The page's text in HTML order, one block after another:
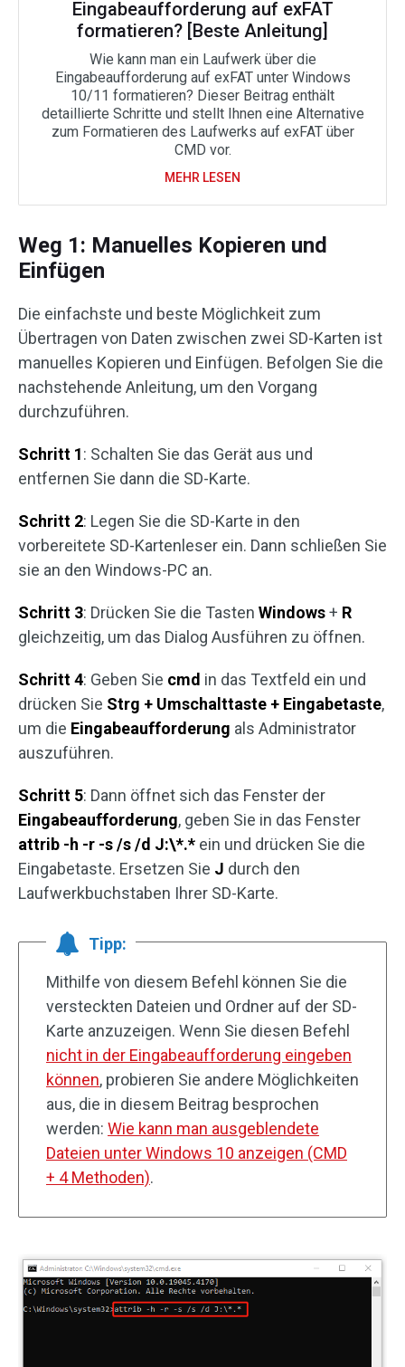
Eingabeaufforderung auf exFAT
formatieren? [Beste Anleitung]
Wie kann man ein Laufwerk über die
Eingabeaufforderung auf exFAT unter Windows
10/11 formatieren? Dieser Beitrag enthält
detaillierte Schritte und stellt Ihnen eine Alternative
zum Formatieren des Laufwerks auf exFAT über
CMD vor.
MEHR LESEN
Weg 1: Manuelles Kopieren und
Einfügen
Die einfachste und beste Möglichkeit zum
Übertragen von Daten zwischen zwei SD-Karten ist
manuelles Kopieren und Einfügen. Befolgen Sie die
nachstehende Anleitung, um den Vorgang
durchzuführen.
Schritt 1: Schalten Sie das Gerät aus und
entfernen Sie dann die SD-Karte.
Schritt 2: Legen Sie die SD-Karte in den
vorbereitete SD-Kartenleser ein. Dann schließen Sie
sie an den Windows-PC an.
Schritt 3: Drücken Sie die Tasten Windows+ R
gleichzeitig, um das Dialog Ausführen zu öffnen.
Schritt 4: Geben Sie cmd in das Textfeld ein und
drücken Sie Strg + Umschalttaste + Eingabetaste,
um die Eingabeaufforderung als Administrator
auszuführen.
Schritt 5: Dann öffnet sich das Fenster der
Eingabeaufforderung, geben Sie in das Fenster
attrib -h -r -s /s /d J:\*.* ein und drücken Sie die
Eingabetaste. Ersetzen Sie J durch den
Laufwerkbuchstaben Ihrer SD-Karte.
Tipp:
Mithilfe von diesem Befehl können Sie die
versteckten Dateien und Ordner auf der SD-
Karte anzuzeigen. Wenn Sie diesen Befehl
nicht in der Eingabeaufforderung eingeben
können, probieren Sie andere Möglichkeiten
aus, die in diesem Beitrag besprochen
werden: Wie kann man ausgeblendete
Dateien unter Windows 10 anzeigen (CMD
+ 4 Methoden).